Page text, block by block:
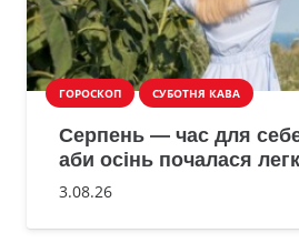
ГОРОСКОП СУБОТНЯ КАВА
Серпень — час для
аби осінь почалася
3.08.26